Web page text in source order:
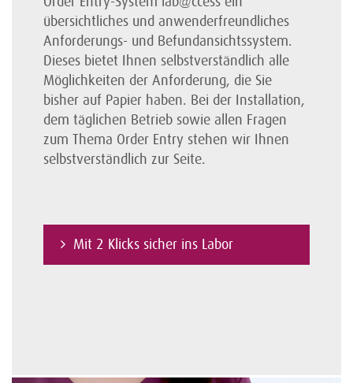
übersichtliches und anwenderfreundliches
Anforderungs- und Befundansichtssystem.
Dieses bietet Ihnen selbstverständlich alle
Möglichkeiten der Anforderung, die Sie
bisher auf Papier haben. Bei der Installation,
dem täglichen Betrieb sowie allen Fragen
zum Thema Order Entry stehen wir Ihnen
selbstverständlich zur Seite.
Mit 2 Klicks sicher ins Labor